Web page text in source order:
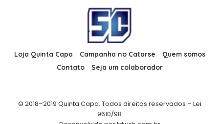
Loja Quinta Capa Campanha no Catarse
Quem somos
Contato
Seja um colaborador
© 2018–2019 Quinta Capa. Todos direitos reservados – Lei
9610/98